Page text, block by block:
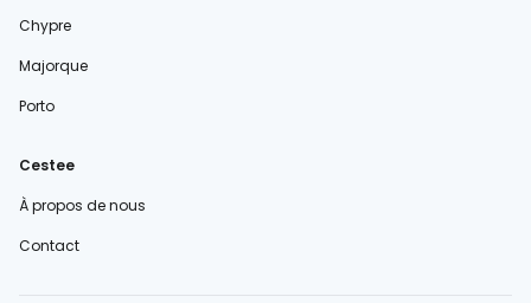
Chypre
Majorque
Porto
Cestee
À propos de nous
Contact